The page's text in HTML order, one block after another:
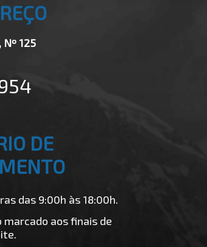
125
DE
das 9:00h às 18:00h.
aos finais de